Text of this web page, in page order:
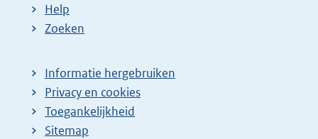
Help
Zoeken
Informatie hergebruiken
Privacy en cookies
Toegankelijkheid
Sitemap